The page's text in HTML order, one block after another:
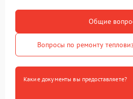
Общие
Вопросы по ремонту
Какие документы вы предоставляете?